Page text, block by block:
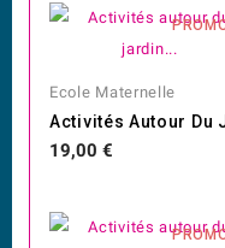
Ecole Maternelle
Prix
19,00 €